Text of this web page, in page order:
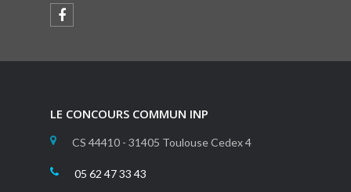
LE CONCOURS COMMUN INP
CS 44410 - 31405 Toulouse Cedex 4
05 62 47 33 43